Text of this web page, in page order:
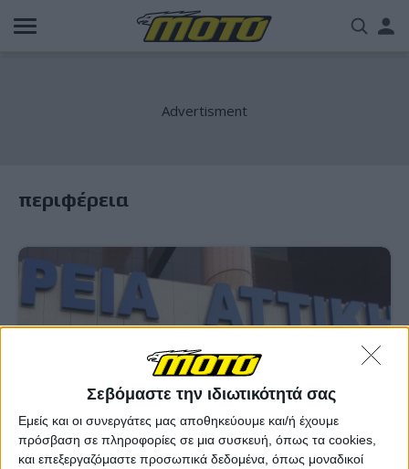
Σεβόμαστε την ιδιωτικότητά σας
Εμείς και οι συνεργάτες μας αποθηκεύουμε και/ή έχουμε
πρόσβαση σε πληροφορίες σε μια συσκευή, όπως τα cookies,
και επεξεργαζόμαστε προσωπικά δεδομένα, όπως μοναδικοί
Παράκαμψη
προς
περιφέρεια
Επικαιρότητα 5/2/2026